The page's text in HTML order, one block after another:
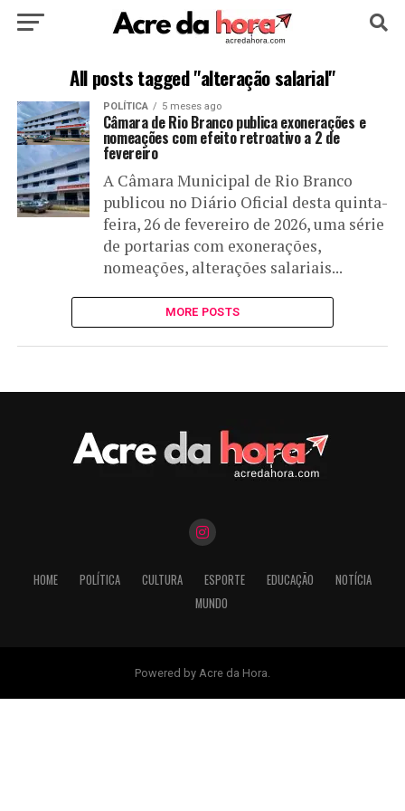
HOME POLÍTICA CULTURA ESPORTE
EDUCAÇÃO NOTÍCIA MUNDO
All posts tagged "alteração salarial"
POLÍTICA 5 meses ago
Câmara de Rio Branco publica exonerações e
nomeações com efeito retroativo a 2 de
fevereiro
A Câmara Municipal de Rio Branco
publicou no Diário Oficial desta quinta-
feira, 26 de fevereiro de 2026, uma série
de portarias com exonerações,
nomeações, alterações salariais...
MORE POSTS
HOME POLÍTICA CULTURA ESPORTE EDUCAÇÃO
NOTÍCIA
MUNDO
Powered by Acre da Hora.